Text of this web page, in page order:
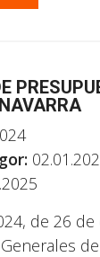
de 26